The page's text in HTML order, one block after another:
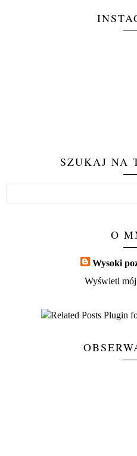
SZUKAJ NA
O
Wysoki
Wyświetl